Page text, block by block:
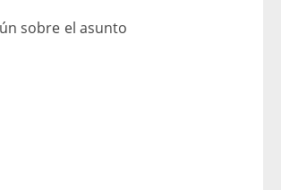
sobre el asunto